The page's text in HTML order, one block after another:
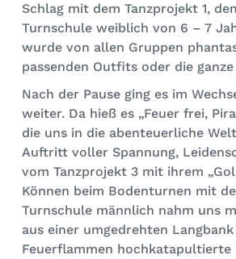
Schlag mit dem Tanzprojekt 1,
Turnschule weiblich von 6 – 7
wurde von allen Gruppen
passenden Outfits oder die
Nach der Pause ging es im
weiter. Da hieß es „Feuer frei,
die uns in die abenteuerliche
Auftritt voller Spannung,
vom Tanzprojekt 3 mit ihrem
Können beim Bodenturnen mit
Turnschule männlich nahm uns
aus einer umgedrehten
Feuerflammen